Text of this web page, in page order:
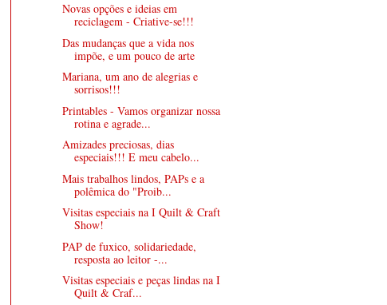
Novas opções e ideias em
reciclagem - Criative-se!!!
Das mudanças que a vida nos
impõe, e um pouco de arte
Mariana, um ano de alegrias e
sorrisos!!!
Printables - Vamos organizar nossa
rotina e agrade...
Amizades preciosas, dias
especiais!!! E meu cabelo...
Mais trabalhos lindos, PAPs e a
polêmica do "Proib...
Visitas especiais na I Quilt & Craft
Show!
PAP de fuxico, solidariedade,
resposta ao leitor -...
Visitas especiais e peças lindas na I
Quilt & Craf...